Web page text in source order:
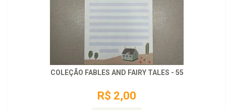
COLEÇÃO FABLES AND FAIRY TALES - 55
R$ 2,00